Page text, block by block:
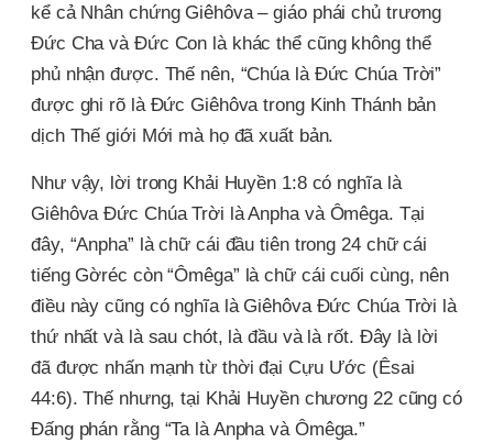
kể cả Nhân chứng Giêhôva – giáo phái chủ trương
Đức Cha và Đức Con là khác thể cũng không thể
phủ nhận được. Thế nên, “Chúa là Đức Chúa Trời”
được ghi rõ là Đức Giêhôva trong Kinh Thánh bản
dịch Thế giới Mới mà họ đã xuất bản.
Như vậy, lời trong Khải Huyền 1:8 có nghĩa là
Giêhôva Đức Chúa Trời là Anpha và Ômêga. Tại
đây, “Anpha” là chữ cái đầu tiên trong 24 chữ cái
tiếng Gờréc còn “Ômêga” là chữ cái cuối cùng, nên
điều này cũng có nghĩa là Giêhôva Đức Chúa Trời là
thứ nhất và là sau chót, là đầu và là rốt. Đây là lời
đã được nhấn mạnh từ thời đại Cựu Ước (Êsai
44:6). Thế nhưng, tại Khải Huyền chương 22 cũng có
Đấng phán rằng “Ta là Anpha và Ômêga.”